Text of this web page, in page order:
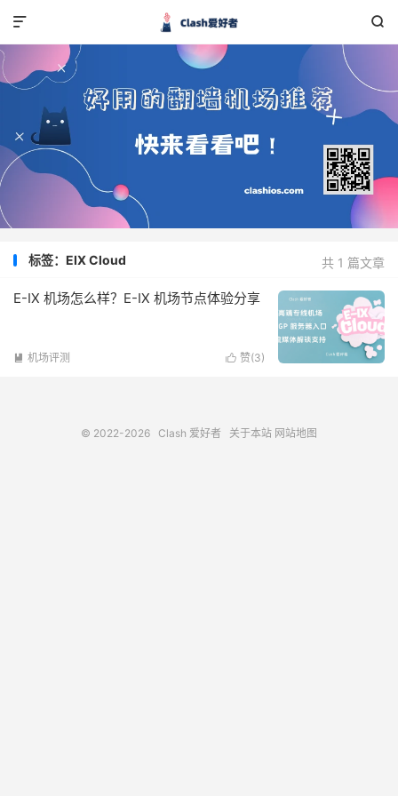


共 1 篇文章
标签：EIX Cloud
E-IX 机场怎么样？E-IX 机场节点体验分享
 赞(3)
 机场评测
© 2022-2026 Clash 爱好者 关于本站 网站地图